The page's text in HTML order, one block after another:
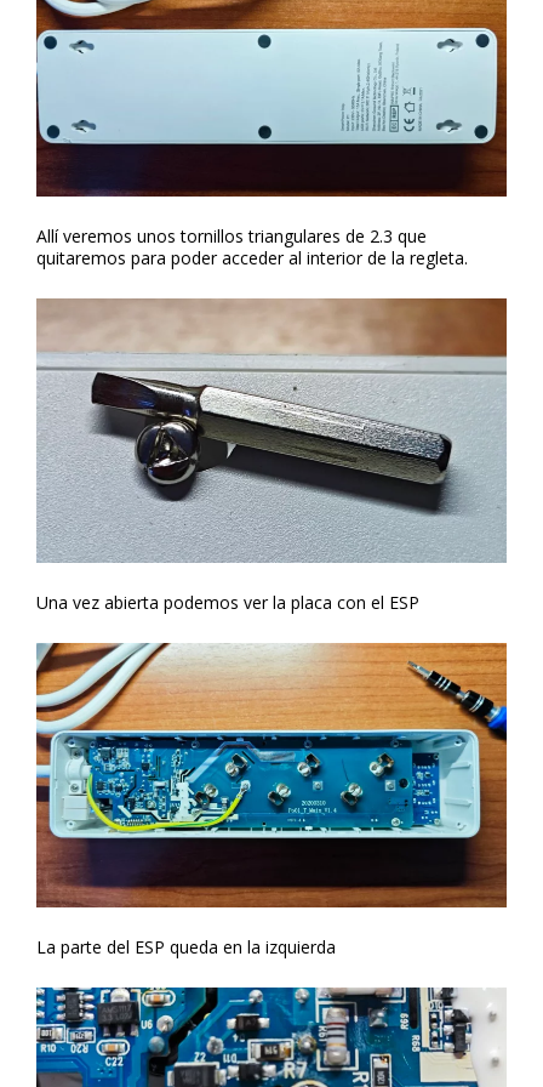
Allí veremos unos tornillos triangulares de 2.3 que
quitaremos para poder acceder al interior de la regleta.
Una vez abierta podemos ver la placa con el ESP
La parte del ESP queda en la izquierda